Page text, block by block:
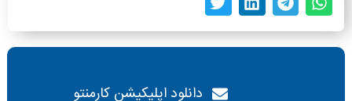
دانلود اپلیکیشن کارمنتو